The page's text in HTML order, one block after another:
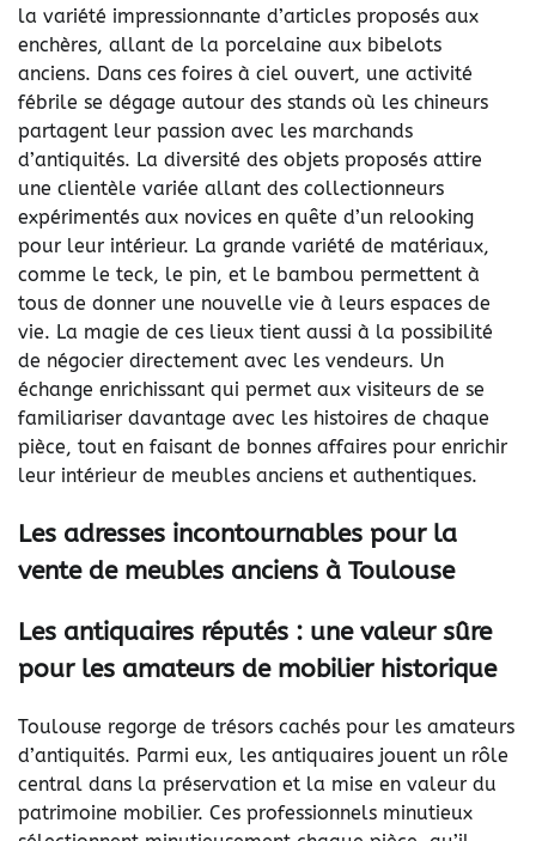
la variété impressionnante d’articles proposés aux
enchères, allant de la porcelaine aux bibelots
anciens. Dans ces foires à ciel ouvert, une activité
fébrile se dégage autour des stands où les chineurs
partagent leur passion avec les marchands
d’antiquités. La diversité des objets proposés attire
une clientèle variée allant des collectionneurs
expérimentés aux novices en quête d’un relooking
pour leur intérieur. La grande variété de matériaux,
comme le teck, le pin, et le bambou permettent à
tous de donner une nouvelle vie à leurs espaces de
vie. La magie de ces lieux tient aussi à la possibilité
de négocier directement avec les vendeurs. Un
échange enrichissant qui permet aux visiteurs de se
familiariser davantage avec les histoires de chaque
pièce, tout en faisant de bonnes affaires pour enrichir
leur intérieur de meubles anciens et authentiques.
Les adresses incontournables pour la
vente de meubles anciens à Toulouse
Les antiquaires réputés : une valeur sûre
pour les amateurs de mobilier historique
Toulouse regorge de trésors cachés pour les amateurs
d’antiquités. Parmi eux, les antiquaires jouent un rôle
central dans la préservation et la mise en valeur du
patrimoine mobilier. Ces professionnels minutieux